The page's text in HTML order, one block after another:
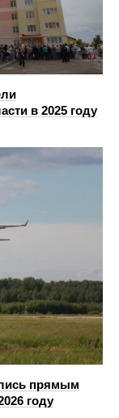
в 2025 году
прямым
году